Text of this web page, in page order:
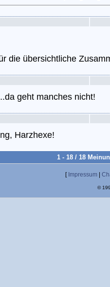
die übersichtliche
geht manches nicht!
Harzhexe!
1 - 18 / 18
[ Impressum
©